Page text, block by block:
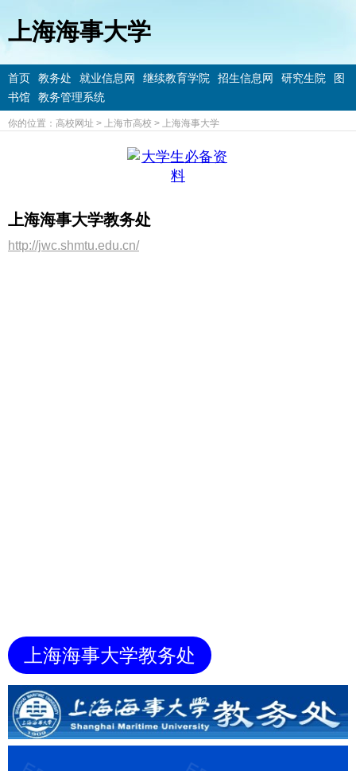
上海海事大学
首页 教务处 就业信息网 继续教育学院 招生信息网 研究生院
图
书馆
教务管理系统
你的位置： 高校网址 > 上海市高校 > 上海海事大学
上海海事大学教务处
http://jwc.shmtu.edu.cn/
上海海事大学教务处